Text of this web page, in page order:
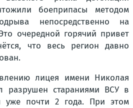
боеприпасы методом
непосредственно на
очередной горячий привет
что весь регион давно
лицея имени Николая
разрушен стараниями ВСУ в
уже почти 2 года. При этом